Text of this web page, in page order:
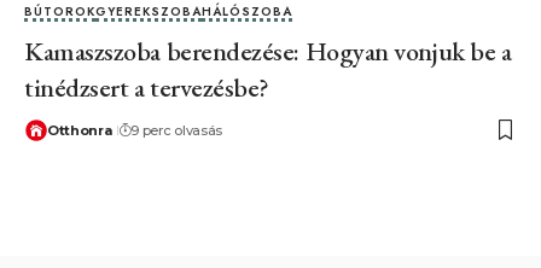
BÚTOROKGYEREKSZOBAHÁLÓSZOBA
Kamaszszoba berendezése: Hogyan vonjuk be a
tinédzsert a tervezésbe?
Otthonra 9 perc olvasás